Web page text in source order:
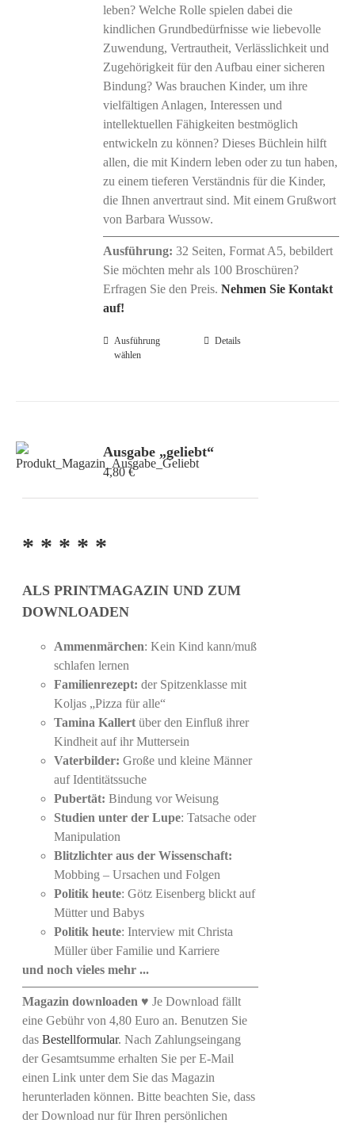
leben? Welche Rolle spielen dabei die
kindlichen Grundbedürfnisse wie liebevolle
Zuwendung, Vertrautheit, Verlässlichkeit und
Zugehörigkeit für den Aufbau einer sicheren
Bindung? Was brauchen Kinder, um ihre
vielfältigen Anlagen, Interessen und
intellektuellen Fähigkeiten bestmöglich
entwickeln zu können? Dieses Büchlein hilft
allen, die mit Kindern leben oder zu tun haben,
zu einem tieferen Verständnis für die Kinder,
die Ihnen anvertraut sind. Mit einem Grußwort
von Barbara Wussow.
Ausführung: 32 Seiten, Format A5, bebildert
Sie möchten mehr als 100 Broschüren?
Erfragen Sie den Preis.Nehmen Sie Kontakt
auf!
Ausführung
wählen
Dieses
Die
werden
Details
Ausgabe „geliebt“
4,80€
* * * * *
ALS PRINTMAGAZIN UND ZUM
DOWNLOADEN
Ammenmärchen: Kein Kind kann/muß
schlafen lernen
Familienrezept:der Spitzenklasse mit
Koljas „Pizza für alle“
Tamina Kallert über den Einfluß ihrer
Kindheit auf ihr Muttersein
Vaterbilder:Große und kleine Männer
auf Identitätssuche
Pubertät:Bindung vor Weisung
Studien unter der Lupe: Tatsache oder
Manipulation
Blitzlichter aus der Wissenschaft:
Mobbing – Ursachen und Folgen
Politik heute: Götz Eisenberg blickt auf
Mütter und Babys
Politik heute: Interview mit Christa
Müller über Familie und Karriere
und noch vieles mehr ...
Magazin downloaden ♥ Je Download fällt
eine Gebühr von 4,80 Euro an. Benutzen Sie
dasBestellformular. Nach Zahlungseingang
der Gesamtsumme erhalten Sie per E-Mail
einen Link unter dem Sie das Magazin
herunterladen können. Bitte beachten Sie, dass
der Download nur für Ihren persönlichen